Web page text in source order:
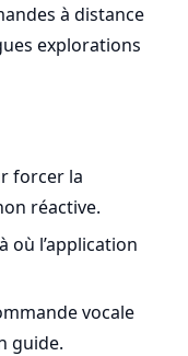
à distance
explorations
forcer la
réactive.
où l’application
vocale
guide.